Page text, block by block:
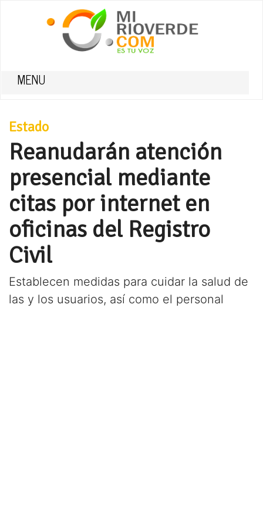
MENU
Estado
Reanudarán atención
presencial mediante
citas por internet en
oficinas del Registro
Civil
Establecen medidas para cuidar la salud de
las y los usuarios, así como el personal